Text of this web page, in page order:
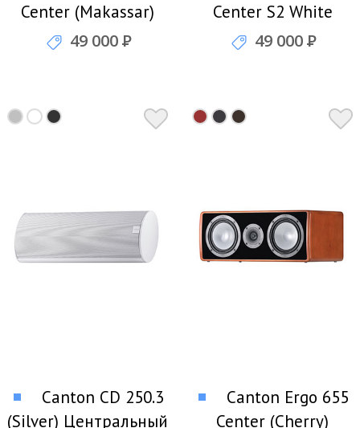
Center (Makassar)
Центральный канал
49 000Р
Center S2 White
Центральный канал
49 000Р
Canton CD 250.3
(Silver) Центральный
Canton Ergo 655
Center (Cherry)